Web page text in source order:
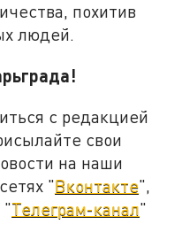
похитив
людей.
с редакцией
свои
на наши
"Вконтакте",
"Телеграм-канал"